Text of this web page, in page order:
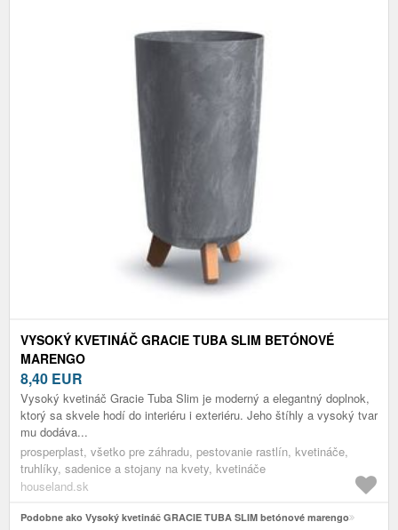
VYSOKÝ KVETINÁČ GRACIE TUBA SLIM BETÓNOVÉ
MARENGO
8,40 EUR
Vysoký kvetináč Gracie Tuba Slim je moderný a elegantný doplnok,
ktorý sa skvele hodí do interiéru i exteriéru. Jeho štíhly a vysoký tvar
mu dodáva...
prosperplast, všetko pre záhradu, pestovanie rastlín, kvetináče,
truhlíky, sadenice a stojany na kvety, kvetináče
houseland.sk
Podobne ako Vysoký kvetináč GRACIE TUBA SLIM betónové marengo